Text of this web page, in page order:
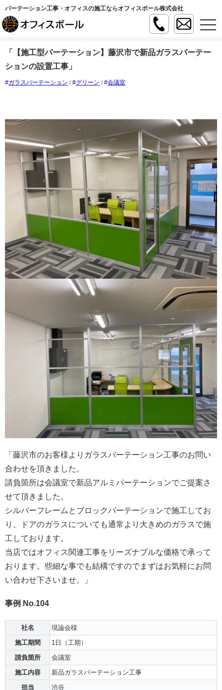
パーテーション工事・オフィスの施工ならオフィスボール株式会社
t
o
l
i
n
「【施工型パーテーション】藤沢市で新品ガラスパーテー
ションの設置工事」
ガラスパーテーション / グリーン / 会議室
「 藤沢市のお客様よりガラスパーテーション工事のお問い
合わせを頂きました。
請負箇所は会議室で新品アルミパーテーションでご提案さ
せて頂き ました。
シルバーフレームとブロックパーテーションで施工してお
り、
ドアのガラスについても通常より大きめのガラスで施
工しておりま す。
当店ではオフィス関連工事をリーズナブルな価格で承って
おります。 些細な事でも結構ですのでまずはお気軽にお問
い合わせ下さいませ。」
事例 No.104
社名
現論会様
施工期間
1日（工期）
請負箇所
会議室
施工内容
新品ガラスパーテーション工事
担当
渋谷